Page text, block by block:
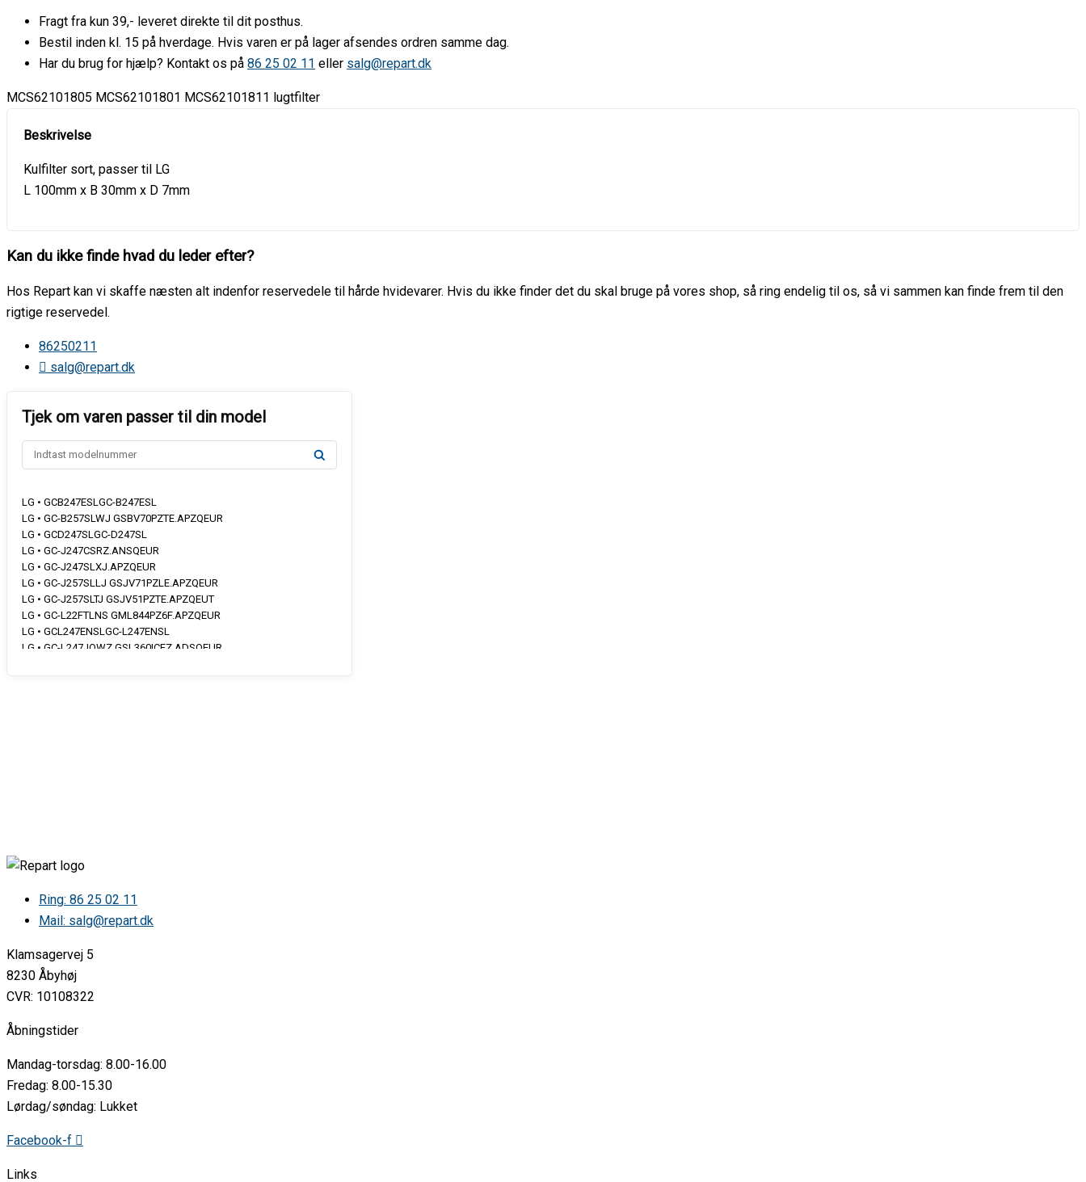
Fragt fra kun 39,- leveret direkte til dit posthus.
Bestil inden kl. 15 på hverdage. Hvis varen er på lager afsendes ordren samme dag.
Har du brug for hjælp? Kontakt os på 86 25 02 11 eller salg@repart.dk
MCS62101805 MCS62101801 MCS62101811 lugtfilter
Kulfilter sort, passer til LG
L 100mm x B 30mm x D 7mm
Kan du ikke finde hvad du leder efter?
Hos Repart kan vi skaffe næsten alt indenfor reservedele til hårde hvidevarer. Hvis du ikke finder det du skal bruge på vores shop, så ring endelig til os, så vi sammen kan finde frem til den
rigtige reservedel.
86250211
salg@repart.dk
LG • GCB247ESLGC-B247ESL
LG • GC-B257SLWJ GSBV70PZTE.APZQEUR
LG • GCD247SLGC-D247SL
LG • GC-J247CSRZ.ANSQEUR
LG • GC-J247SLXJ.APZQEUR
LG • GC-J257SLLJ GSJV71PZLE.APZQEUR
LG • GC-J257SLTJ GSJV51PZTE.APZQEUT
LG • GC-L22FTLNS GML844PZ6F.APZQEUR
LG • GCL247ENSLGC-L247ENSL
LG • GC-L247JQWZ GSL360ICEZ.ADSQEUR
LG • GC-L247RQXZ GSL761MCZZ.AMCQEUR
LG • GC-X257CCBJ GSXV90MBAE.AMBQEUR
LG • GC-X257CQAJ GSXV91MCAE.AMCQEUR
LG • GC-X257CQBJ GSXV90MCAE.AMCQEUR
LG • GC-X257CSAS GSXV91BSAF.ABSQEUR
LG • GC-X257CSBJ GSXV90BSAE.ABSQEUR
LG • GC-X257CSDJ GSXV90BSDE.ABSQEUR
LG • GFB530BLGF-B530BL
LG • GFB590MBLGF-B590MBL
LG • GFL570MBLGF-L570MBL
LG • GFL570MBNLGF-L570MBNL
LG • GFL570PLGF-L570PL
LG • GFL570PNLGF-L570PNL
LG • GFM61MCCSF GC-B414EQAF.AMCQEUR
LG • GFT61SWCSF GC-B414EQCF.ASWQEUR
Ring: 86 25 02 11
Mail: salg@repart.dk
Klamsagervej 5
8230 Åbyhøj
CVR: 10108322
Åbningstider
Mandag-torsdag: 8.00-16.00
Fredag: 8.00-15.30
Lørdag/søndag: Lukket
Facebook-f
Links